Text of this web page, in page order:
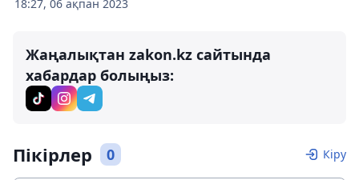
18:27, 06 ақпан 2023
Жаңалықтан zakon.kz сайтында
хабардар болыңыз:
Пікірлер 0 Кіру